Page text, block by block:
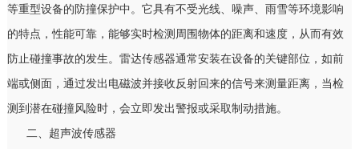
等重型设备的防撞保护中。它具有不受光线、噪声、雨雪等环境影响
的特点，性能可靠，能够实时检测周围物体的距离和速度，从而有效
防止碰撞事故的发生。雷达传感器通常安装在设备的关键部位，如前
端或侧面，通过发出电磁波并接收反射回来的信号来测量距离，当检
测到潜在碰撞风险时，会立即发出警报或采取制动措施。
二、超声波传感器